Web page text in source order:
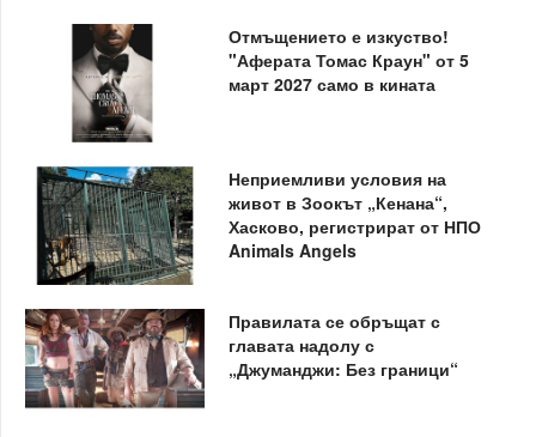
Отмъщението е изкуство!
"Аферата Томас Краун" от 5
март 2027 само в кината
Неприемливи условия на
живот в Зоокът „Кенана“,
Хасково, регистрират от НПО
Animals Angels
Правилата се обръщат с
главата надолу с
„Джуманджи: Без граници“